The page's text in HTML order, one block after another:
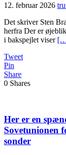
12. februar 2026
Det skriver Sten
herfra Der er
i bakspejlet viser
Tweet
Pin
Share
0 Shares
Her er en
Sovetunionen
sonder